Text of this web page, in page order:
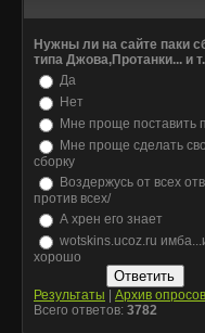
Нужны ли на сайте паки
типа Джова,Протанки... и
Да
Нет
Мне проще поставить
Мне проще сделать
сборку
Воздержусь от всех
против всех/
А хрен его знает
wotskins.ucoz.ru
хорошо
Результаты
Архив опросов
Всего ответов: 3782